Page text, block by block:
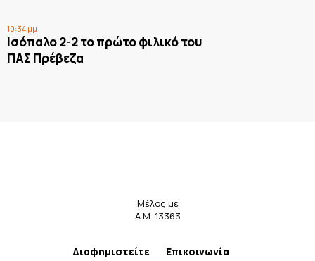
10:34 μμ
Ισόπαλο 2-2 το πρώτο φιλικό του
ΠΑΣ Πρέβεζα
Μέλος με
Α.Μ. 13363
Διαφημιστείτε Επικοινωνία